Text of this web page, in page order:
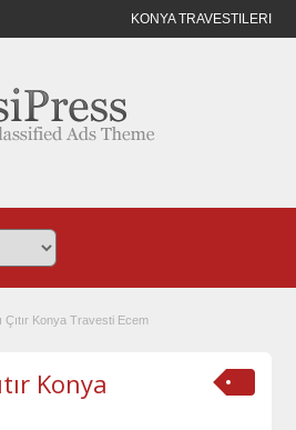
KONYA TRAVESTILERI
Çıtır Konya Travesti Ecem
Konya